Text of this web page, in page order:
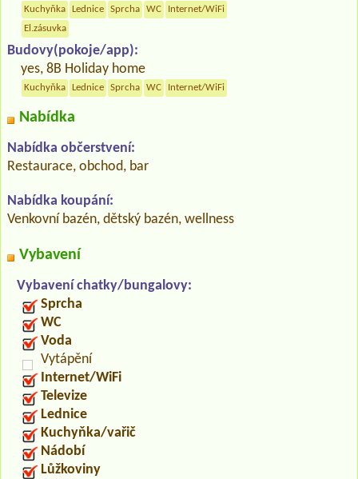
Kuchyňka Lednice Sprcha WC
Internet/WiFi
El.zásuvka
Budovy(pokoje/app):
yes, 8B Holiday home
Kuchyňka Lednice Sprcha WC Internet/WiFi
Nabídka
Nabídka občerstvení:
Restaurace, obchod, bar
Nabídka koupání:
Venkovní bazén, dětský bazén, wellness
Vybavení
Vybavení chatky/bungalovy:
Sprcha
WC
Voda
Vytápění
Internet/WiFi
Televize
Lednice
Kuchyňka/vařič
Nádobí
Lůžkoviny